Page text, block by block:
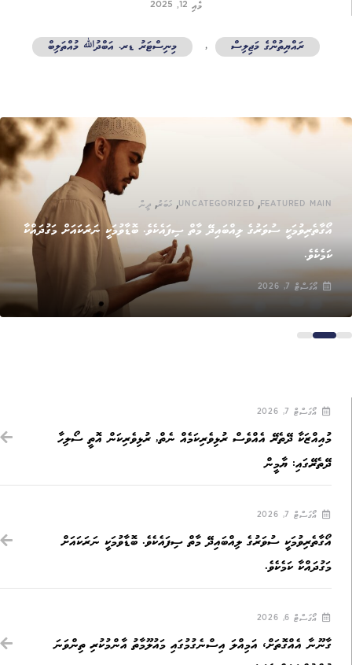
މެއި 12, 2025
ރައްޔިތުންގެ މަޖިލިސް , މިނިސްޓަރު ޑރ. އަބްދުﷲ މުއްތަލިބް
FEATURED MAIN
,
UNCATEGORIZED
,ޚަބަރު,ދީން
އޯގާތެރިވުމަކީ ސުވަރުގެ ލިއްބައިދޭ މާތް ސިފައެކެވެ. ބޮޑާވުމަކީ ނަރަކައަށް މަގުދައްކާ
ކަމެކެވެ.
އޯގަސްޓް 7, 2026
އޯގަސްޓް 7, 2026
މުއިއްޒަކާ ދޭތެރޭ އެއްވެސް ރުޅިވެރިކަމެއް ނެތް, ރުޅިވެރިކަން އޮތީ ސޯލިހާ
ދޭތެރޭގައި: ޔާމީން
އޯގަސްޓް 7, 2026
އޯގާތެރިވުމަކީ ސުވަރުގެ ލިއްބައިދޭ މާތް ސިފައެކެވެ. ބޮޑާވުމަކީ ނަރަކައަށް
މަގުދައްކާ ކަމެކެވެ.
އޯގަސްޓް 6, 2026
ގާނޫނާ އެއްގޮތަށް، އަމިއްލަ އިސްނެގުމުގައި މައުލޫމާތު އާންމުކުރި ތިންވަނަ